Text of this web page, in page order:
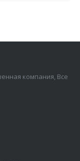
компания, Все